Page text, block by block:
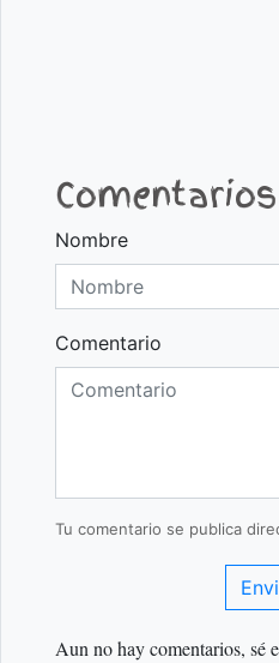
Comentarios
Nombre
Comentario
Tu comentario se publica
Aun no hay comentarios, sé